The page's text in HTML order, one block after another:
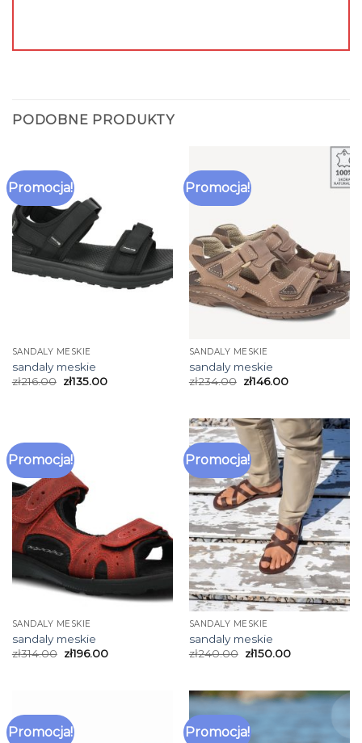
PODOBNE PRODUKTY
Promocja!
SANDALY MESKIE
sandaly meskie
zł216.00 zł135.00
Promocja!
SANDALY MESKIE
sandaly meskie
zł234.00 zł146.00
Promocja!
SANDALY MESKIE
sandaly meskie
zł314.00 zł196.00
Promocja!
SANDALY MESKIE
sandaly meskie
zł240.00 zł150.00
Promocja! Promocja!